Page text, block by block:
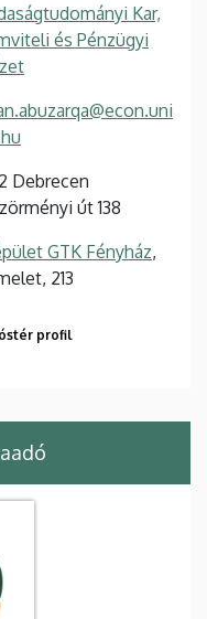
Kar,
és Pénzügyi
Debrecen
út 138
GTK Fényház,
213
profil